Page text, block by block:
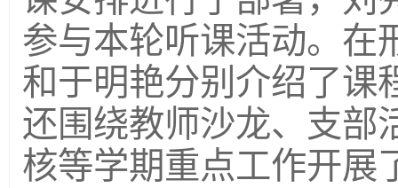
参与本轮听课活动。在
和于明艳分别介绍了课
还围绕教师沙龙、支部
核等学期重点工作开展